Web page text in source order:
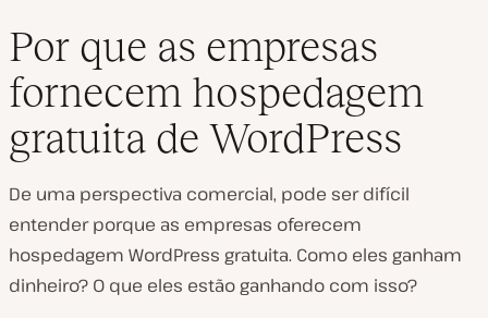
Por que as empresas
fornecem hospedagem
gratuita de WordPress
De uma perspectiva comercial, pode ser difícil
entender porque as empresas oferecem
hospedagem WordPress gratuita. Como eles ganham
dinheiro? O que eles estão ganhando com isso?